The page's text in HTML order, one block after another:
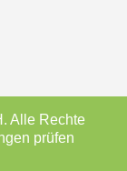
Alle Rechte
prüfen